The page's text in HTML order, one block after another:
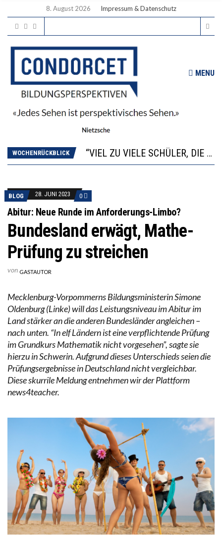
8. August 2026 Impressum & Datenschutz
MENU
WOCHENRÜCKBLICK
“VIEL ZU VIELE SCHÜLER, DIE GEMESSEN AN IHREN FÄHIGKEITEN GAR NICHT ANS GYMNASIUM GEHÖREN”
DIE GANZE HILFLOSIGKEIT DES BILDUNGSBÜRGERTUMS
BLOG 28. JUNI 2023 0
Abitur: Neue Runde im Anforderungs-Limbo?
Bundesland erwägt, Mathe-
Prüfung zu streichen
von GASTAUTOR
Mecklenburg-Vorpommerns Bildungsministerin Simone
Oldenburg (Linke) will das Leistungsniveau im Abitur im
Land stärker an die anderen Bundesländer angleichen –
nach unten. “In elf Ländern ist eine verpflichtende Prüfung
im Grundkurs Mathematik nicht vorgesehen”, sagte sie
hierzu in Schwerin. Aufgrund dieses Unterschieds seien die
Prüfungsergebnisse in Deutschland nicht vergleichbar.
Diese skurrile Meldung entnehmen wir der Plattform
news4teacher.